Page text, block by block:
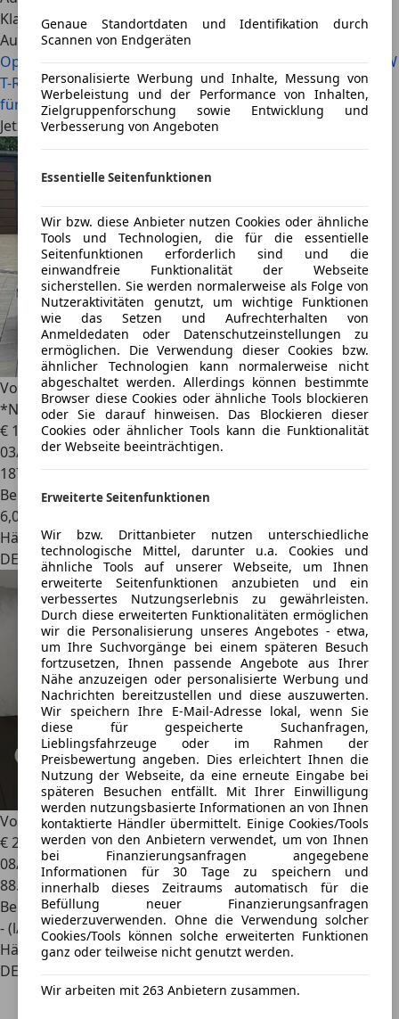
Genaue Standortdaten und Identifikation durch
Scannen von Endgeräten
Personalisierte Werbung und Inhalte, Messung von
Werbeleistung und der Performance von Inhalten,
Zielgruppenforschung sowie Entwicklung und
Verbesserung von Angeboten
Essentielle Seitenfunktionen
Wir bzw. diese Anbieter nutzen Cookies oder ähnliche
Tools und Technologien, die für die essentielle
Seitenfunktionen erforderlich sind und die
einwandfreie Funktionalität der Webseite
sicherstellen. Sie werden normalerweise als Folge von
Nutzeraktivitäten genutzt, um wichtige Funktionen
wie das Setzen und Aufrechterhalten von
Anmeldedaten oder Datenschutzeinstellungen zu
ermöglichen. Die Verwendung dieser Cookies bzw.
ähnlicher Technologien kann normalerweise nicht
abgeschaltet werden. Allerdings können bestimmte
Browser diese Cookies oder ähnliche Tools blockieren
oder Sie darauf hinweisen. Das Blockieren dieser
Cookies oder ähnlicher Tools kann die Funktionalität
der Webseite beeinträchtigen.
Erweiterte Seitenfunktionen
Wir bzw. Drittanbieter nutzen unterschiedliche
technologische Mittel, darunter u.a. Cookies und
ähnliche Tools auf unserer Webseite, um Ihnen
erweiterte Seitenfunktionen anzubieten und ein
verbessertes Nutzungserlebnis zu gewährleisten.
Durch diese erweiterten Funktionalitäten ermöglichen
wir die Personalisierung unseres Angebotes - etwa,
um Ihre Suchvorgänge bei einem späteren Besuch
fortzusetzen, Ihnen passende Angebote aus Ihrer
Nähe anzuzeigen oder personalisierte Werbung und
Nachrichten bereitzustellen und diese auszuwerten.
Wir speichern Ihre E-Mail-Adresse lokal, wenn Sie
diese für gespeicherte Suchanfragen,
Lieblingsfahrzeuge oder im Rahmen der
Preisbewertung angeben. Dies erleichtert Ihnen die
Nutzung der Webseite, da eine erneute Eingabe bei
späteren Besuchen entfällt. Mit Ihrer Einwilligung
werden nutzungsbasierte Informationen an von Ihnen
kontaktierte Händler übermittelt. Einige Cookies/Tools
werden von den Anbietern verwendet, um von Ihnen
bei Finanzierungsanfragen angegebene
Informationen für 30 Tage zu speichern und
innerhalb dieses Zeitraums automatisch für die
Befüllung neuer Finanzierungsanfragen
wiederzuverwenden. Ohne die Verwendung solcher
Cookies/Tools können solche erweiterten Funktionen
ganz oder teilweise nicht genutzt werden.
Wir arbeiten mit 263 Anbietern zusammen.
Klasse S 450 4Matic W221.
Auch interessant
Opel Corsa vs. VW Polo: Welcher Kleinwagen ist besser?
VW
T-Roc vs. Škoda Karoq: Welches Modell eignet sich besser
für den Alltag?
Jetzt VW Golf GTI auf AutoScout24.de finden
Volkswagen Golf GTIGTI Performance
*Navi*Xenon*CAM*1Hd.*Dynaudio*
€ 11.780
03/2014
187.050 km
Benzin
6,0 l/100 km (komb.)
Händler
DE 53332
Volkswagen Golf GTI2.0 TSI TCR
€ 23.800
08/2019
88.900 km
Benzin
- (l/100 km)
Händler
DE 35039